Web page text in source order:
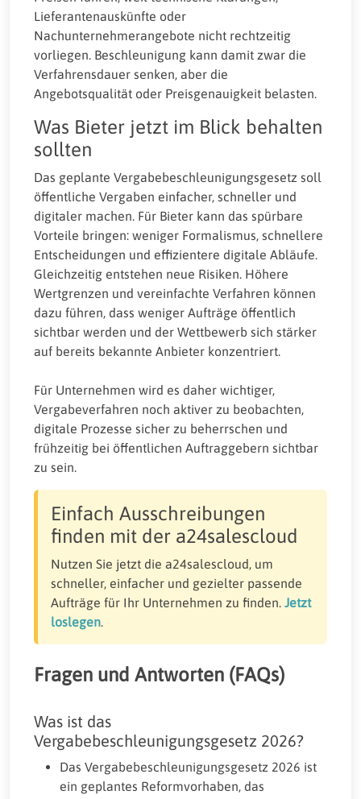
Lieferantenauskünfte oder
Nachunternehmerangebote nicht rechtzeitig
vorliegen. Beschleunigung kann damit zwar die
Verfahrensdauer senken, aber die
Angebotsqualität oder Preisgenauigkeit belasten.
Was Bieter jetzt im Blick behalten
sollten
Das geplante Vergabebeschleunigungsgesetz soll
öffentliche Vergaben einfacher, schneller und
digitaler machen. Für Bieter kann das spürbare
Vorteile bringen: weniger Formalismus, schnellere
Entscheidungen und effizientere digitale Abläufe.
Gleichzeitig entstehen neue Risiken. Höhere
Wertgrenzen und vereinfachte Verfahren können
dazu führen, dass weniger Aufträge öffentlich
sichtbar werden und der Wettbewerb sich stärker
auf bereits bekannte Anbieter konzentriert.
Für Unternehmen wird es daher wichtiger,
Vergabeverfahren noch aktiver zu beobachten,
digitale Prozesse sicher zu beherrschen und
frühzeitig bei öffentlichen Auftraggebern sichtbar
zu sein.
Einfach Ausschreibungen
finden mit der a24salescloud
Nutzen Sie jetzt die a24salescloud, um
schneller, einfacher und gezielter passende
Aufträge für Ihr Unternehmen zu finden. Jetzt
loslegen.
Fragen und Antworten (FAQs)
Was ist das
Vergabebeschleunigungsgesetz 2026?
Das Vergabebeschleunigungsgesetz 2026 ist
ein geplantes Reformvorhaben, das